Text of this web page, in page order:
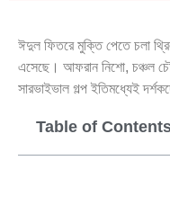
ঈদুল ফিতরে মুক্তি পেতে চলা
এসেছে। আফরান নিশো, চঞ্চল
সারভাইভাল গল্প ইতিমধ্যেই
Table of